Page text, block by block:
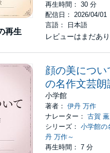
再生
再生時間： 30 分
配信日： 2026/04/01
言語： 日本語
レビューはまだあり
顔の美につい
の名作文芸朗
小学館
著者：伊丹 万作
ナレーター：古賀 薫
シリーズ：小学館の
丹 万作～
再生時間： 7 分